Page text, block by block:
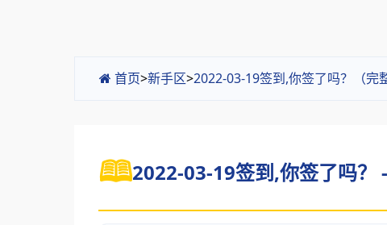
首页>新手区>2022-03-19签到,你签了吗？（完
2022-03-19签到,你签了吗？